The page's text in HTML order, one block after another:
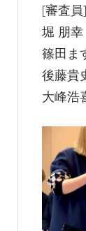
[審査員]
堀 朋幸
篠田ま
後藤貴
大峰浩